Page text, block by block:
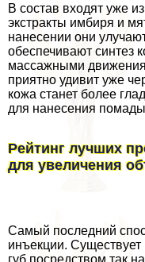
В состав входят уже
экстpaкты имбиря и
нанесении они
обеспечивают синтез
массажными
приятно удивит уже
кожа станет более
для нанесения
Рейтинг лучших
для увеличения
Самый последний
инъекции. Существует
губ посредством так